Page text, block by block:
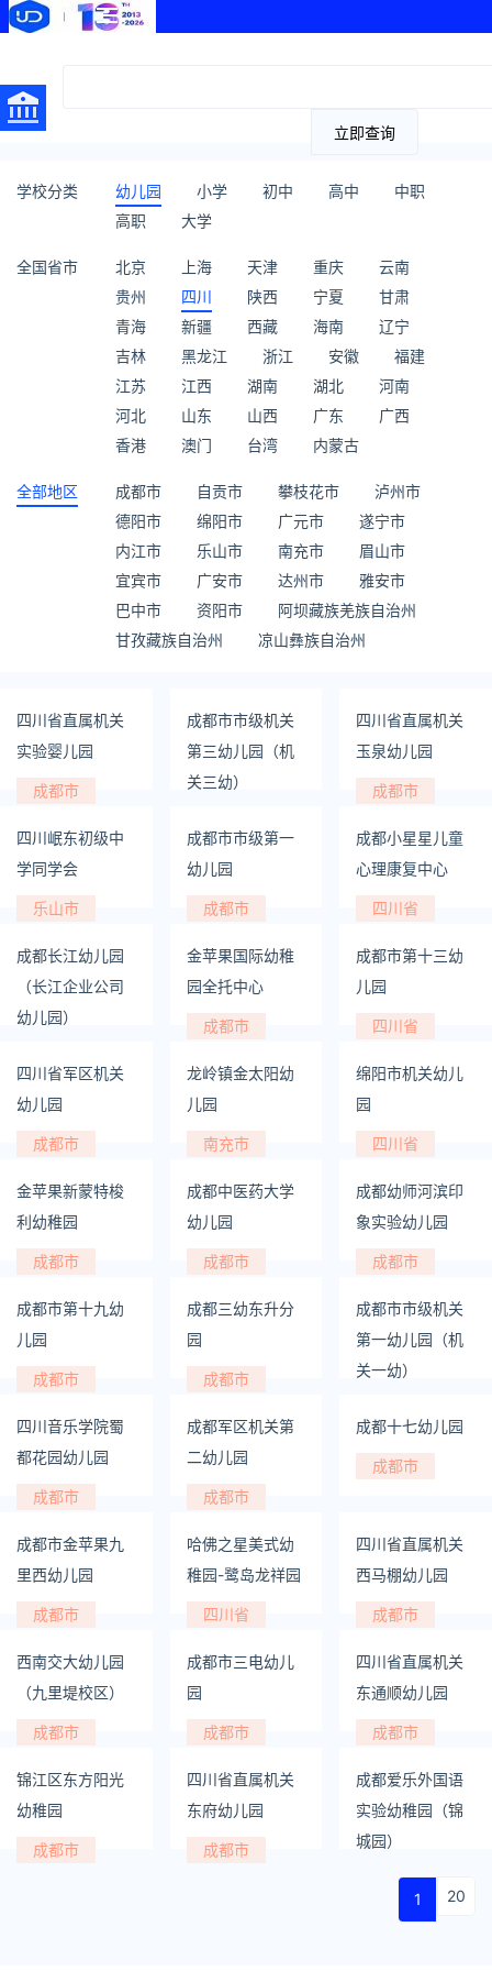
立即查询
学校分类 幼儿园 小学 初中 高中
中职
高职
大学
全国省市 北京 上海 天津 重庆
云南
贵州
四川 陕西 宁夏
甘肃
青海
新疆 西藏 海南
辽宁
吉林
黑龙江 浙江 安徽
福建
江苏
江西 湖南 湖北
河南
河北
山东 山西 广东
广西
香港
澳门 台湾 内蒙古
全部地区 成都市 自贡市 攀枝花市
泸州市
德阳市
绵阳市 广元市
遂宁市
内江市
乐山市 南充市
眉山市
宜宾市
广安市 达州市
雅安市
巴中市
资阳市
阿坝藏族羌族自治州
甘孜藏族自治州
凉山彝族自治州
四川省直属机关
实验婴儿园
成都市
成都市市级机关
第三幼儿园（机
关三幼）
四川省直属机关
玉泉幼儿园
成都市
四川岷东初级中
学同学会
乐山市
成都市市级第一
幼儿园
成都市
成都小星星儿童
心理康复中心
四川省
成都长江幼儿园
（长江企业公司
幼儿园）
金苹果国际幼稚
园全托中心
成都市
成都市第十三幼
儿园
四川省
四川省军区机关
幼儿园
成都市
龙岭镇金太阳幼
儿园
南充市
绵阳市机关幼儿
园
四川省
金苹果新蒙特梭
利幼稚园
成都市
成都中医药大学
幼儿园
成都市
成都幼师河滨印
象实验幼儿园
成都市
成都市第十九幼
儿园
成都市
成都三幼东升分
园
成都市
成都市市级机关
第一幼儿园（机
关一幼）
四川音乐学院蜀
都花园幼儿园
成都市
成都军区机关第
二幼儿园
成都市
成都十七幼儿园
成都市
成都市金苹果九
里西幼儿园
成都市
哈佛之星美式幼
稚园-鹭岛龙祥园
四川省
四川省直属机关
西马棚幼儿园
成都市
西南交大幼儿园
（九里堤校区）
成都市
成都市三电幼儿
园
成都市
四川省直属机关
东通顺幼儿园
成都市
锦江区东方阳光
幼稚园
成都市
四川省直属机关
东府幼儿园
成都市
成都爱乐外国语
实验幼稚园（锦
城园）
成都市
1
20